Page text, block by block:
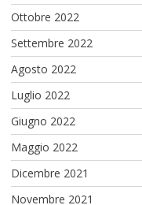
Ottobre 2022
Settembre 2022
Agosto 2022
Luglio 2022
Giugno 2022
Maggio 2022
Dicembre 2021
Novembre 2021